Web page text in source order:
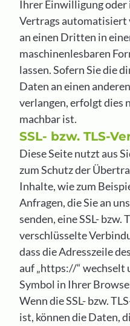
Ihrer Einwilligung oder
Vertrags automatisiert
an einen Dritten in
maschinenlesbaren
lassen. Sofern Sie die
Daten an einen
verlangen, erfolgt dies
machbar ist.
SSL- bzw. TLS-
Diese Seite nutzt aus
zum Schutz der
Inhalte, wie zum
Anfragen, die Sie an
senden, eine SSL- bzw.
verschlüsselte
dass die Adresszeile
auf „https://“ wechselt
Symbol in Ihrer
Wenn die SSL- bzw.
ist, können die Daten,